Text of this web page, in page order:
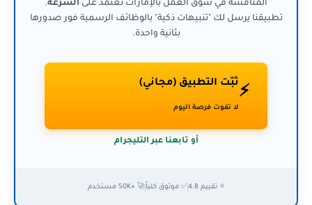
المنافسة في سوق العمل بالإمارات تعتمد على السرعة.
تطبيقنا يرسل لك "تنبيهات ذكية" بالوظائف الرسمية فور صدورها
بثانية واحدة.
⚡
ثبّت التطبيق (مجاني)
لا تفوت فرصة اليوم
أو تابعنا عبر التليجرام
⭐ تقييم 4.8 ✅ موثوق كلياً 🚀 +50K مستخدم